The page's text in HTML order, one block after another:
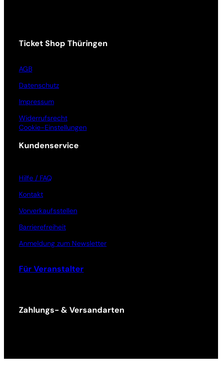
Ticket Shop Thüringen
AGB
Datenschutz
Impressum
Widerrufsrecht
Cookie-Einstellungen
Kundenservice
Hilfe / FAQ
Kontakt
Vorverkaufsstellen
Barrierefreiheit
Anmeldung zum Newsletter
Für Veranstalter
Zahlungs- & Versandarten